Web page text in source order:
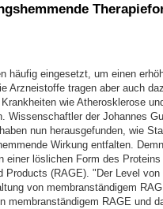
häufig eingesetzt, um einen
Arzneistoffe tragen aber auch
wie Atherosklerose
Wissenschaftler der Johannes
nun herausgefunden, wie
Wirkung entfalten.
einer löslichen Form des
Products (RAGE). "Der Level
von membranständigem
membranständigem RAGE und